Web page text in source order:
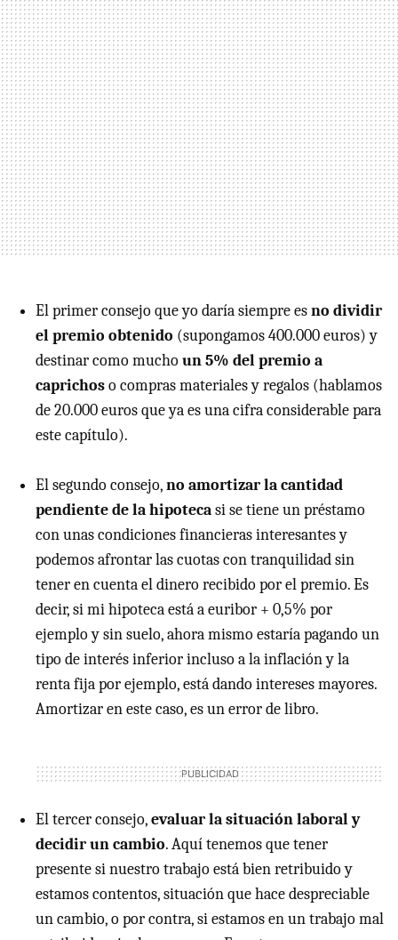
El primer consejo que yo daría siempre esno dividir
el premio obtenido (supongamos 400.000 euros) y
destinar como muchoun 5% del premio a
caprichoso compras materiales y regalos (hablamos
de 20.000 euros que ya es una cifra considerable para
este capítulo).
El segundo consejo,no amortizar la cantidad
pendiente de la hipotecasi se tiene un préstamo
con unas condiciones financieras interesantes y
podemos afrontar las cuotas con tranquilidad sin
tener en cuenta el dinero recibido por el premio. Es
decir, si mi hipoteca está a euribor + 0,5% por
ejemplo y sin suelo, ahora mismo estaría pagando un
tipo de interés inferior incluso a la inflación y la
renta fija por ejemplo, está dando intereses mayores.
Amortizar en este caso, es un error de libro.
El tercer consejo,evaluar la situación laboral y
decidir un cambio. Aquí tenemos que tener
presente si nuestro trabajo está bien retribuido y
estamos contentos, situación que hace despreciable
un cambio, o por contra, si estamos en un trabajo mal